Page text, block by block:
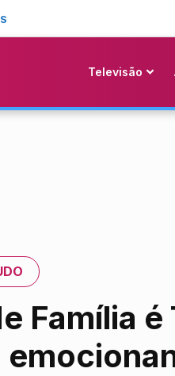
Televisão
Família